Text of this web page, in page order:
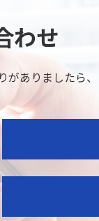
わせ
ありましたら、